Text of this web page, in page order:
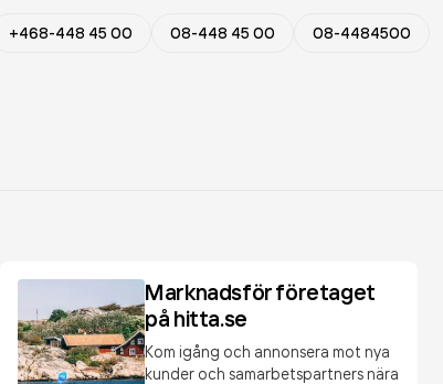
+468-448 45 00 08-448 45 00 08-4484500
Marknadsför företaget
på hitta.se
Kom igång och annonsera mot nya
kunder och samarbetspartners nära